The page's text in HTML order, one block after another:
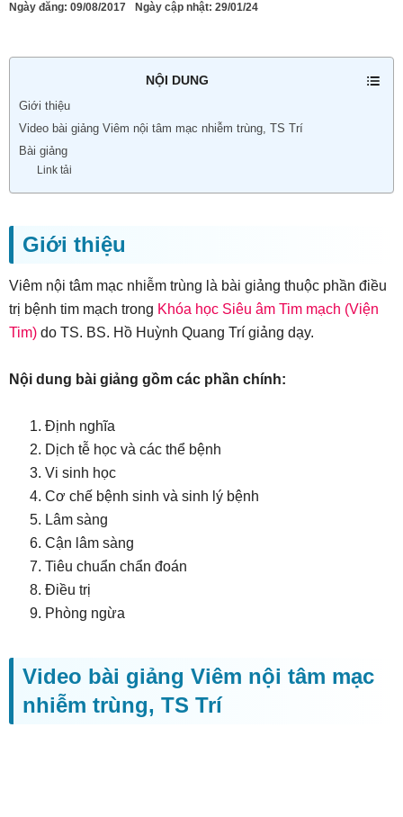
Ngày đăng: 09/08/2017 Ngày cập nhật: 29/01/24
NỘI DUNG
Giới thiệu
Video bài giảng Viêm nội tâm mạc nhiễm trùng, TS Trí
Bài giảng
Link tải
Giới thiệu
Viêm nội tâm mạc nhiễm trùng là bài giảng thuộc phần điều
trị bệnh tim mạch trong Khóa học Siêu âm Tim mạch (Viện
Tim) do TS. BS. Hồ Huỳnh Quang Trí giảng dạy.
Nội dung bài giảng gồm các phần chính:
Định nghĩa
Dịch tễ học và các thể bệnh
Vi sinh học
Cơ chế bệnh sinh và sinh lý bệnh
Lâm sàng
Cận lâm sàng
Tiêu chuẩn chẩn đoán
Điều trị
Phòng ngừa
Video bài giảng Viêm nội tâm mạc
nhiễm trùng, TS Trí